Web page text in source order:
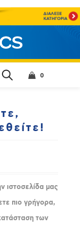
0
ιστοσελίδα μας
πιο γρήγορα,
των